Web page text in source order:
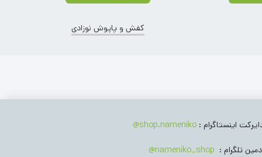
کفش و پاپوش نوزادی
اینستاگرام :shop.nameniko@
تلگرام : nameniko_shop@